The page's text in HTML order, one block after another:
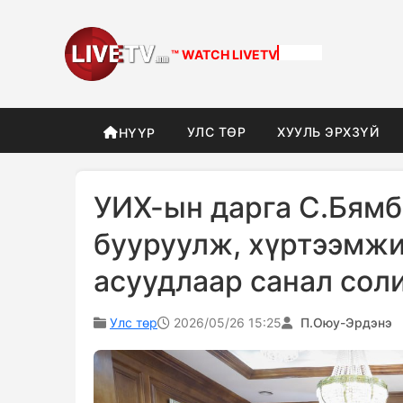
™ WATCH DIFFERENT
НҮҮР УЛС ТӨР ХУУЛЬ ЭРХЗҮЙ
УИХ-ын дарга
бууруулж,
асуудлаар санал
Улс төр 2026/05/26 15:25 П.Оюу-Эрдэнэ